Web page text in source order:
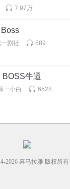
7.97万
剧社 889
牛逼
一小白 6528
2026 喜马拉雅 版权所有